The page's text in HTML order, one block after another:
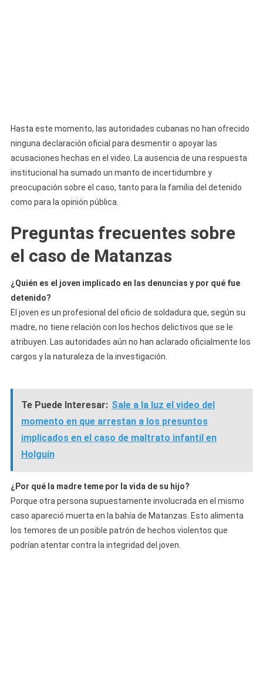
Hasta este momento, las autoridades cubanas no han ofrecido
ninguna declaración oficial para desmentir o apoyar las
acusaciones hechas en el video. La ausencia de una respuesta
institucional ha sumado un manto de incertidumbre y
preocupación sobre el caso, tanto para la familia del detenido
como para la opinión pública.
Preguntas frecuentes sobre
el caso de Matanzas
¿Quién es el joven implicado en las denuncias y por qué fue
detenido?
El joven es un profesional del oficio de soldadura que, según su
madre, no tiene relación con los hechos delictivos que se le
atribuyen. Las autoridades aún no han aclarado oficialmente los
cargos y la naturaleza de la investigación.
Te Puede Interesar: Sale a la luz el video del
momento en que arrestan a los presuntos
implicados en el caso de maltrato infantil en
Holguín
¿Por qué la madre teme por la vida de su hijo?
Porque otra persona supuestamente involucrada en el mismo
caso apareció muerta en la bahía de Matanzas. Esto alimenta
los temores de un posible patrón de hechos violentos que
podrían atentar contra la integridad del joven.